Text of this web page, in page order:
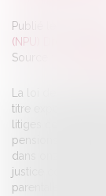
Publié le :
(NPU) Droit de la
Source :
La loi de
titre
litiges
pensions
dans onze
justice
parentale ou de